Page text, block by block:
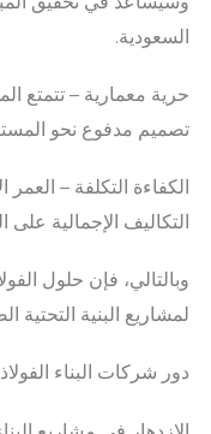
السعودية.
حرية معمارية – تتمتع
تصميم مدفوع نحو
الكفاءة التكلفة –
التكاليف الإجمالية على
وبالتالي، فإن حلول
لمشاريع البنية التحتية
دور شركات البناء